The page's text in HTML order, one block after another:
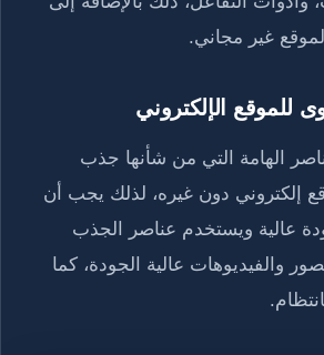
غير مجاني.
الهامة التي من شأنها جذب
إلكتروني دون غيره، لذلك يجب أن
عالية ويستخدم عناصر الجذب
والفيديوهات عالية الجودة، كما